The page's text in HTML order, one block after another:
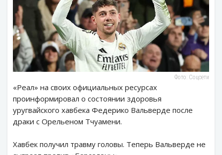
Фото: Соцсети
«Реал» на своих официальных ресурсах
проинформировал о состоянии здоровья
уругвайского хавбека Федерико Вальверде после
драки с Орельеном Тчуамени.
Хавбек получил травму головы. Теперь Вальверде не